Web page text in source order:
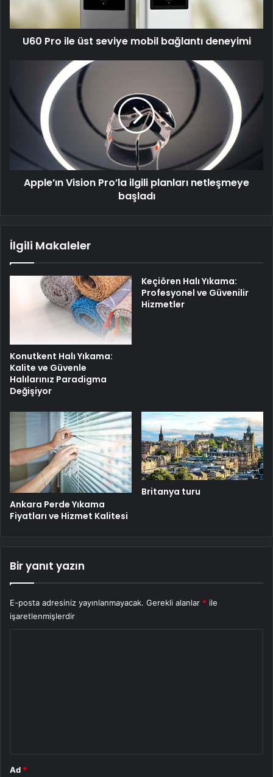
U60 Pro ile üst seviye mobil bağlantı deneyimi
Pro’la
ilgili
planları
netleşmeye
Apple’ın Vision Pro’la ilgili planları netleşmeye
başladı
İlgili Makaleler
Konutkent Halı Yıkama:
Kalite ve Güvenle
Halılarınız Paradigma
Değişiyor
Keçiören Halı Yıkama:
Profesyonel ve Güvenilir
Hizmetler
Ankara Perde Yıkama
Fiyatları ve Hizmet Kalitesi
Britanya turu
Bir yanıt yazın
E-posta adresiniz yayınlanmayacak. Gerekli alanlar * ile
işaretlenmişlerdir
Ad *